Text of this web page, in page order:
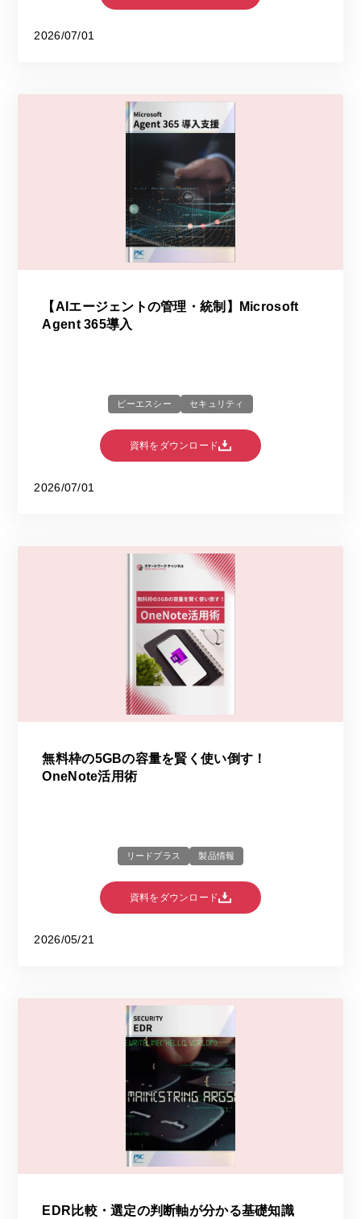
2026/07/01
【AIエージェントの管理・統制】Microsoft
Agent 365導入
ピーエスシー セキュリティ
資料をダウンロード
2026/07/01
無料枠の5GBの容量を賢く使い倒す！
OneNote活用術
リードプラス 製品情報
資料をダウンロード
2026/05/21
EDR比較・選定の判断軸が分かる基礎知識